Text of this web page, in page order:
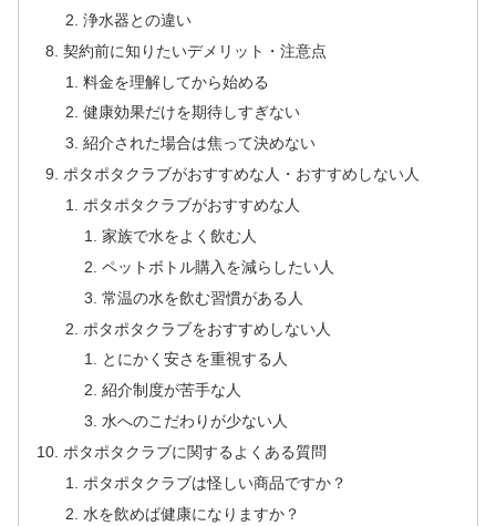
浄水器との違い
契約前に知りたいデメリット・注意点
料金を理解してから始める
健康効果だけを期待しすぎない
紹介された場合は焦って決めない
ポタポタクラブがおすすめな人・おすすめしない人
ポタポタクラブがおすすめな人
家族で水をよく飲む人
ペットボトル購入を減らしたい人
常温の水を飲む習慣がある人
ポタポタクラブをおすすめしない人
とにかく安さを重視する人
紹介制度が苦手な人
水へのこだわりが少ない人
ポタポタクラブに関するよくある質問
ポタポタクラブは怪しい商品ですか？
水を飲めば健康になりますか？